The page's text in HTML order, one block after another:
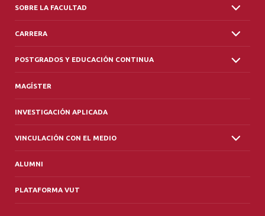
SOBRE LA FACULTAD
CARRERA
POSTGRADOS Y EDUCACIÓN CONTINUA
MAGÍSTER
INVESTIGACIÓN APLICADA
VINCULACIÓN CON EL MEDIO
ALUMNI
PLATAFORMA VUT